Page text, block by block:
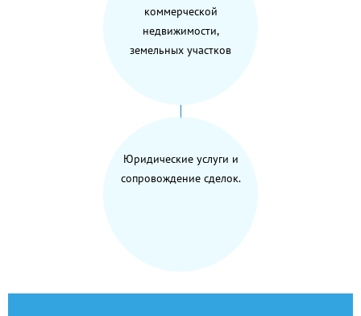
коммерческой
недвижимости,
земельных участков
Юридические услуги и
сопровождение сделок.